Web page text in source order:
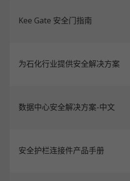
Kee Gate 安全门指南
为石化行业提供安全解决方案
数据中心安全解决方案-中文
安全护栏连接件产品手册